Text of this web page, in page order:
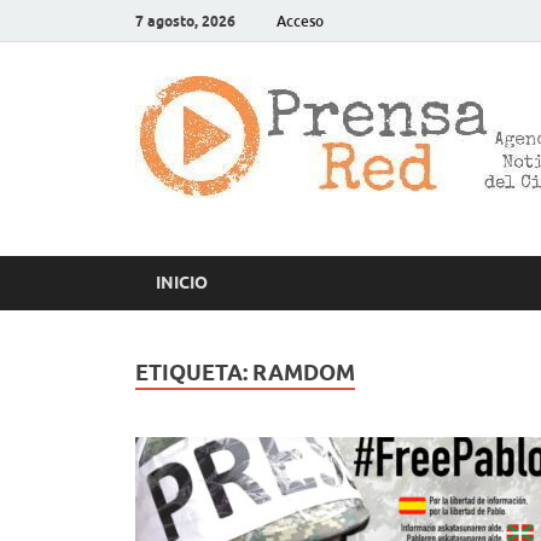
7 agosto, 2026 Acceso
INICIO
ETIQUETA: RAMDOM